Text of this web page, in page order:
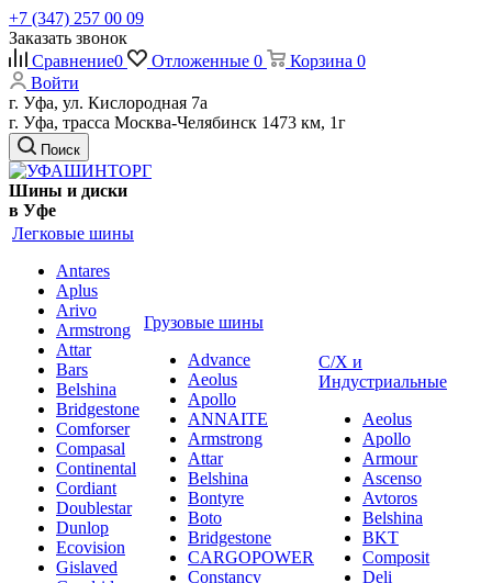
+7 (347) 257 00 09
Заказать звонок
Сравнение0 Отложенные 0 Корзина 0
Войти
г. Уфа, ул. Кислородная 7а
г. Уфа, трасса Москва-Челябинск 1473 км, 1г
Поиск
Шины и диски
в Уфе
Легковые шины
Antares
Aplus
Arivo
Armstrong
Attar
Bars
Belshina
Bridgestone
Comforser
Compasal
Continental
Cordiant
Doublestar
Dunlop
Ecovision
Gislaved
Грузовые шины
Advance
Aeolus
Apollo
ANNAITE
Armstrong
Attar
Belshina
Bontyre
Boto
Bridgestone
CARGOPOWER
Constancy
С/Х и
Индустриальные
Aeolus
Apollo
Armour
Ascenso
Avtoros
Belshina
BKT
Composit
Deli